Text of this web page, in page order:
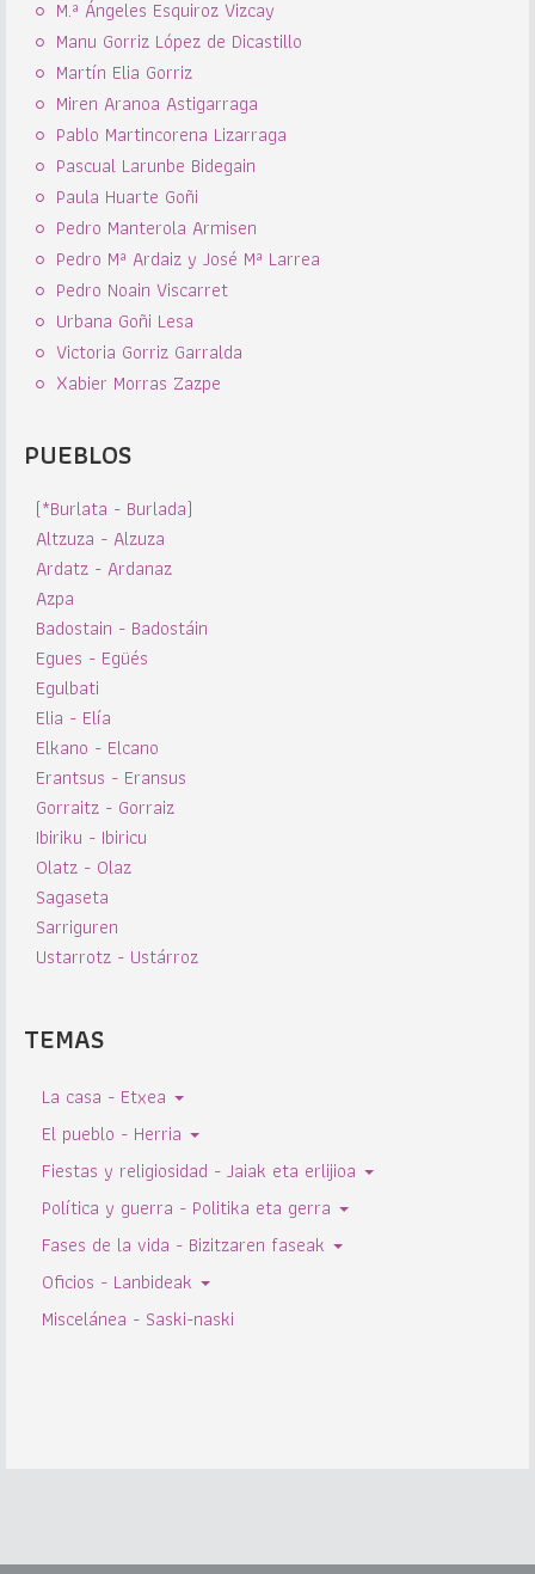
M.ª Ángeles Esquiroz Vizcay
Manu Gorriz López de Dicastillo
Martín Elia Gorriz
Miren Aranoa Astigarraga
Pablo Martincorena Lizarraga
Pascual Larunbe Bidegain
Paula Huarte Goñi
Pedro Manterola Armisen
Pedro Mª Ardaiz y José Mª Larrea
Pedro Noain Viscarret
Urbana Goñi Lesa
Victoria Gorriz Garralda
Xabier Morras Zazpe
PUEBLOS
(*Burlata - Burlada)
Altzuza - Alzuza
Ardatz - Ardanaz
Azpa
Badostain - Badostáin
Egues - Egüés
Egulbati
Elia - Elía
Elkano - Elcano
Erantsus - Eransus
Gorraitz - Gorraiz
Ibiriku - Ibiricu
Olatz - Olaz
Sagaseta
Sarriguren
Ustarrotz - Ustárroz
TEMAS
La casa - Etxea
El pueblo - Herria
Fiestas y religiosidad - Jaiak eta erlijioa
Política y guerra - Politika eta gerra
Fases de la vida - Bizitzaren faseak
Oficios - Lanbideak
Miscelánea - Saski-naski